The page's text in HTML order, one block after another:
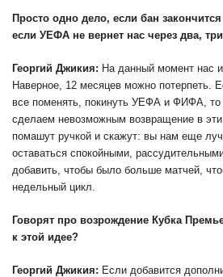
Просто одно дело, если бан
если УЕФА не вернет нас через два,
Георгий Джикия: На данный момент нас
Наверное, 12 месяцев можно потерпеть.
все поменять, покинуть УЕФА и ФИФА, то
сделаем невозможным возвращение в
помашут ручкой и скажут: вы нам еще
оставаться спокойными,
добавить, чтобы было больше матчей,
недельный цикл.
Говорят про возрождение Кубка
к этой идее?
Георгий Джикия: Если добавится